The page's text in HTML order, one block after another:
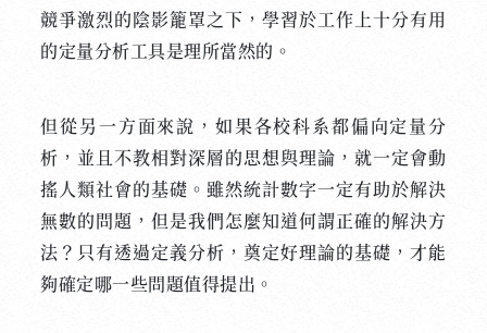
競爭激烈的陰影籠罩之下，學習於工作上十分有用
的定量分析工具是理所當然的。
但從另一方面來說，如果各校科系都偏向定量分
析，並且不教相對深層的思想與理論，就一定會動
搖人類社會的基礎。雖然統計數字一定有助於解決
無數的問題，但是我們怎麼知道何謂正確的解決方
法？只有透過定義分析，奠定好理論的基礎，才能
夠確定哪一些問題值得提出。